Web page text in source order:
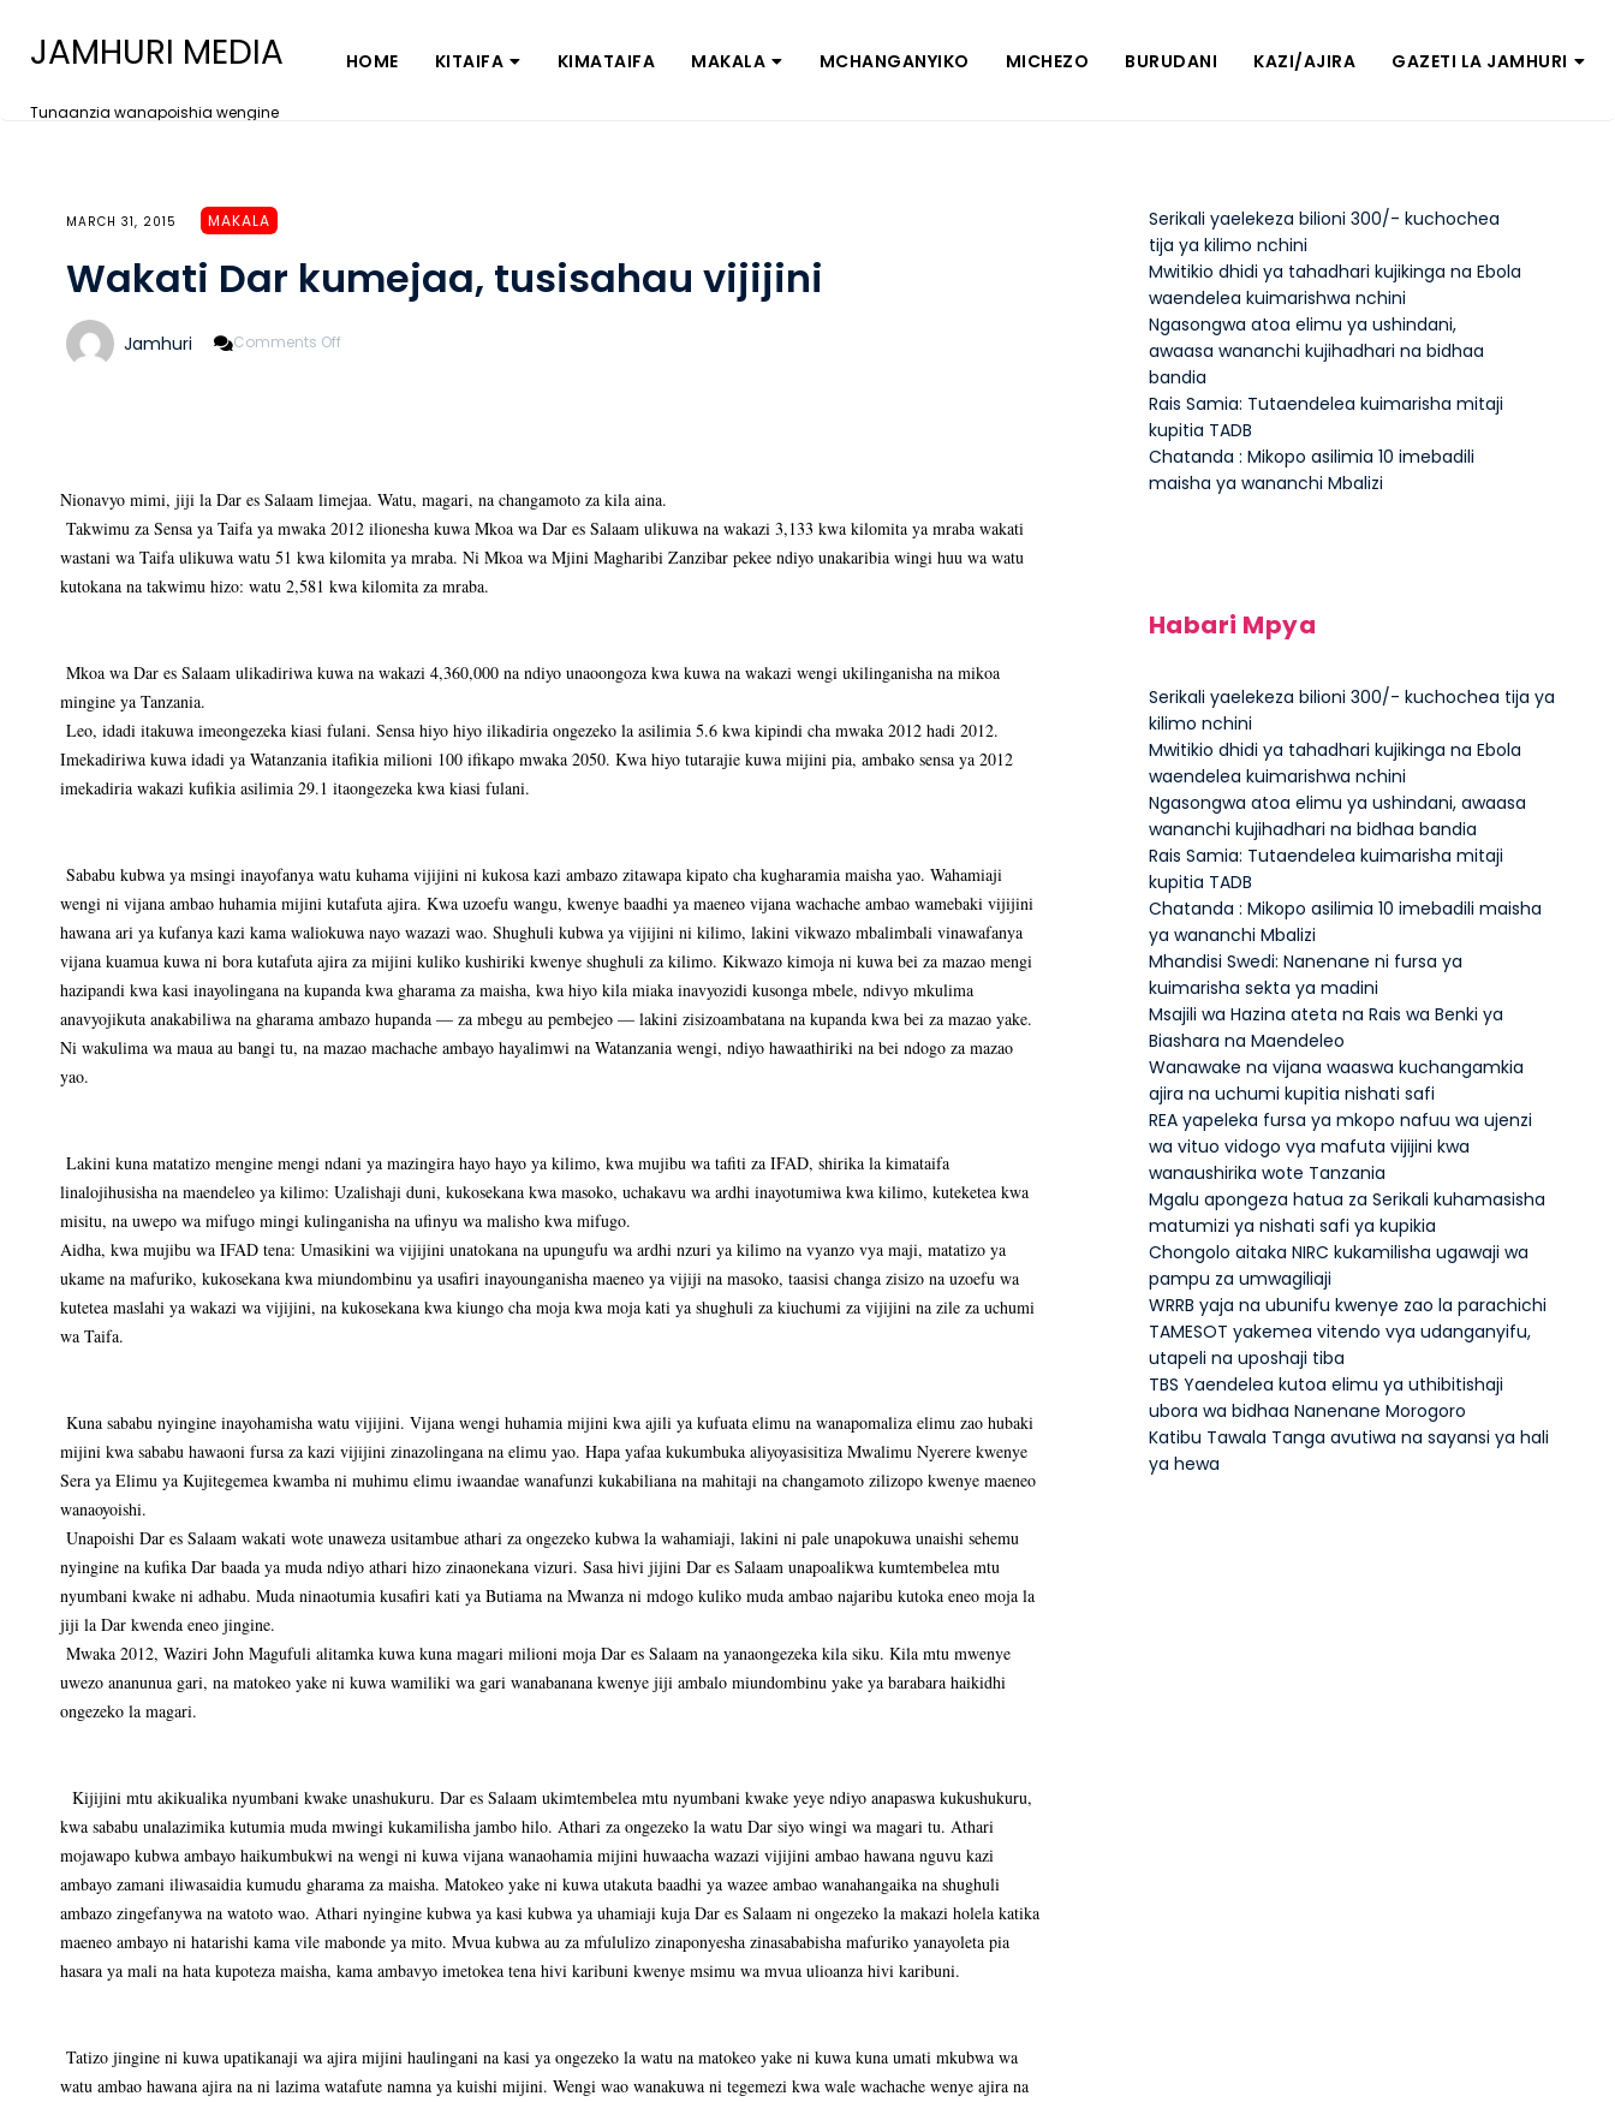
JAMHURI MEDIA
Tunaanzia wanapoishia wengine
HOME KITAIFA KIMATAIFA MAKALA MCHANGANYIKO MICHEZO BURUDANI KAZI/AJIRA GAZETI LA JAMHURI
MARCH 31, 2015 MAKALA
Wakati Dar kumejaa, tusisahau vijijini
Jamhuri Comments Off
Nionavyo mimi, jiji la Dar es Salaam limejaa. Watu, magari, na changamoto za kila aina.
Takwimu za Sensa ya Taifa ya mwaka 2012 ilionesha kuwa Mkoa wa Dar es Salaam ulikuwa na wakazi 3,133 kwa kilomita ya mraba wakati
wastani wa Taifa ulikuwa watu 51 kwa kilomita ya mraba. Ni Mkoa wa Mjini Magharibi Zanzibar pekee ndiyo unakaribia wingi huu wa watu
kutokana na takwimu hizo: watu 2,581 kwa kilomita za mraba.
Mkoa wa Dar es Salaam ulikadiriwa kuwa na wakazi 4,360,000 na ndiyo unaoongoza kwa kuwa na wakazi wengi ukilinganisha na mikoa
mingine ya Tanzania.
Leo, idadi itakuwa imeongezeka kiasi fulani. Sensa hiyo hiyo ilikadiria ongezeko la asilimia 5.6 kwa kipindi cha mwaka 2012 hadi 2012.
Imekadiriwa kuwa idadi ya Watanzania itafikia milioni 100 ifikapo mwaka 2050. Kwa hiyo tutarajie kuwa mijini pia, ambako sensa ya 2012
imekadiria wakazi kufikia asilimia 29.1 itaongezeka kwa kiasi fulani.
Sababu kubwa ya msingi inayofanya watu kuhama vijijini ni kukosa kazi ambazo zitawapa kipato cha kugharamia maisha yao. Wahamiaji
wengi ni vijana ambao huhamia mijini kutafuta ajira. Kwa uzoefu wangu, kwenye baadhi ya maeneo vijana wachache ambao wamebaki vijijini
hawana ari ya kufanya kazi kama waliokuwa nayo wazazi wao. Shughuli kubwa ya vijijini ni kilimo, lakini vikwazo mbalimbali vinawafanya
vijana kuamua kuwa ni bora kutafuta ajira za mijini kuliko kushiriki kwenye shughuli za kilimo. Kikwazo kimoja ni kuwa bei za mazao mengi
hazipandi kwa kasi inayolingana na kupanda kwa gharama za maisha, kwa hiyo kila miaka inavyozidi kusonga mbele, ndivyo mkulima
anavyojikuta anakabiliwa na gharama ambazo hupanda — za mbegu au pembejeo — lakini zisizoambatana na kupanda kwa bei za mazao yake.
Ni wakulima wa maua au bangi tu, na mazao machache ambayo hayalimwi na Watanzania wengi, ndiyo hawaathiriki na bei ndogo za mazao
yao.
Lakini kuna matatizo mengine mengi ndani ya mazingira hayo hayo ya kilimo, kwa mujibu wa tafiti za IFAD, shirika la kimataifa
linalojihusisha na maendeleo ya kilimo: Uzalishaji duni, kukosekana kwa masoko, uchakavu wa ardhi inayotumiwa kwa kilimo, kuteketea kwa
misitu, na uwepo wa mifugo mingi kulinganisha na ufinyu wa malisho kwa mifugo.
Aidha, kwa mujibu wa IFAD tena: Umasikini wa vijijini unatokana na upungufu wa ardhi nzuri ya kilimo na vyanzo vya maji, matatizo ya
ukame na mafuriko, kukosekana kwa miundombinu ya usafiri inayounganisha maeneo ya vijiji na masoko, taasisi changa zisizo na uzoefu wa
kutetea maslahi ya wakazi wa vijijini, na kukosekana kwa kiungo cha moja kwa moja kati ya shughuli za kiuchumi za vijijini na zile za uchumi
wa Taifa.
Kuna sababu nyingine inayohamisha watu vijijini. Vijana wengi huhamia mijini kwa ajili ya kufuata elimu na wanapomaliza elimu zao hubaki
mijini kwa sababu hawaoni fursa za kazi vijijini zinazolingana na elimu yao. Hapa yafaa kukumbuka aliyoyasisitiza Mwalimu Nyerere kwenye
Sera ya Elimu ya Kujitegemea kwamba ni muhimu elimu iwaandae wanafunzi kukabiliana na mahitaji na changamoto zilizopo kwenye maeneo
wanaoyoishi.
Unapoishi Dar es Salaam wakati wote unaweza usitambue athari za ongezeko kubwa la wahamiaji, lakini ni pale unapokuwa unaishi sehemu
nyingine na kufika Dar baada ya muda ndiyo athari hizo zinaonekana vizuri. Sasa hivi jijini Dar es Salaam unapoalikwa kumtembelea mtu
nyumbani kwake ni adhabu. Muda ninaotumia kusafiri kati ya Butiama na Mwanza ni mdogo kuliko muda ambao najaribu kutoka eneo moja la
jiji la Dar kwenda eneo jingine.
Mwaka 2012, Waziri John Magufuli alitamka kuwa kuna magari milioni moja Dar es Salaam na yanaongezeka kila siku. Kila mtu mwenye
uwezo ananunua gari, na matokeo yake ni kuwa wamiliki wa gari wanabanana kwenye jiji ambalo miundombinu yake ya barabara haikidhi
ongezeko la magari.
Kijijini mtu akikualika nyumbani kwake unashukuru. Dar es Salaam ukimtembelea mtu nyumbani kwake yeye ndiyo anapaswa kukushukuru,
kwa sababu unalazimika kutumia muda mwingi kukamilisha jambo hilo. Athari za ongezeko la watu Dar siyo wingi wa magari tu. Athari
mojawapo kubwa ambayo haikumbukwi na wengi ni kuwa vijana wanaohamia mijini huwaacha wazazi vijijini ambao hawana nguvu kazi
ambayo zamani iliwasaidia kumudu gharama za maisha. Matokeo yake ni kuwa utakuta baadhi ya wazee ambao wanahangaika na shughuli
ambazo zingefanywa na watoto wao. Athari nyingine kubwa ya kasi kubwa ya uhamiaji kuja Dar es Salaam ni ongezeko la makazi holela katika
maeneo ambayo ni hatarishi kama vile mabonde ya mito. Mvua kubwa au za mfululizo zinaponyesha zinasababisha mafuriko yanayoleta pia
hasara ya mali na hata kupoteza maisha, kama ambavyo imetokea tena hivi karibuni kwenye msimu wa mvua ulioanza hivi karibuni.
Tatizo jingine ni kuwa upatikanaji wa ajira mijini haulingani na kasi ya ongezeko la watu na matokeo yake ni kuwa kuna umati mkubwa wa
watu ambao hawana ajira na ni lazima watafute namna ya kuishi mijini. Wengi wao wanakuwa ni tegemezi kwa wale wachache wenye ajira na
Serikali yaelekeza bilioni 300/- kuchochea
tija ya kilimo nchini
Mwitikio dhidi ya tahadhari kujikinga na Ebola
waendelea kuimarishwa nchini
Ngasongwa atoa elimu ya ushindani,
awaasa wananchi kujihadhari na bidhaa
bandia
Rais Samia: Tutaendelea kuimarisha mitaji
kupitia TADB
Chatanda : Mikopo asilimia 10 imebadili
maisha ya wananchi Mbalizi
Habari Mpya
Serikali yaelekeza bilioni 300/- kuchochea tija ya
kilimo nchini
Mwitikio dhidi ya tahadhari kujikinga na Ebola
waendelea kuimarishwa nchini
Ngasongwa atoa elimu ya ushindani, awaasa
wananchi kujihadhari na bidhaa bandia
Rais Samia: Tutaendelea kuimarisha mitaji
kupitia TADB
Chatanda : Mikopo asilimia 10 imebadili maisha
ya wananchi Mbalizi
Mhandisi Swedi: Nanenane ni fursa ya
kuimarisha sekta ya madini
Msajili wa Hazina ateta na Rais wa Benki ya
Biashara na Maendeleo
Wanawake na vijana waaswa kuchangamkia
ajira na uchumi kupitia nishati safi
REA yapeleka fursa ya mkopo nafuu wa ujenzi
wa vituo vidogo vya mafuta vijijini kwa
wanaushirika wote Tanzania
Mgalu apongeza hatua za Serikali kuhamasisha
matumizi ya nishati safi ya kupikia
Chongolo aitaka NIRC kukamilisha ugawaji wa
pampu za umwagiliaji
WRRB yaja na ubunifu kwenye zao la parachichi
TAMESOT yakemea vitendo vya udanganyifu,
utapeli na uposhaji tiba
TBS Yaendelea kutoa elimu ya uthibitishaji
ubora wa bidhaa Nanenane Morogoro
Katibu Tawala Tanga avutiwa na sayansi ya hali
ya hewa